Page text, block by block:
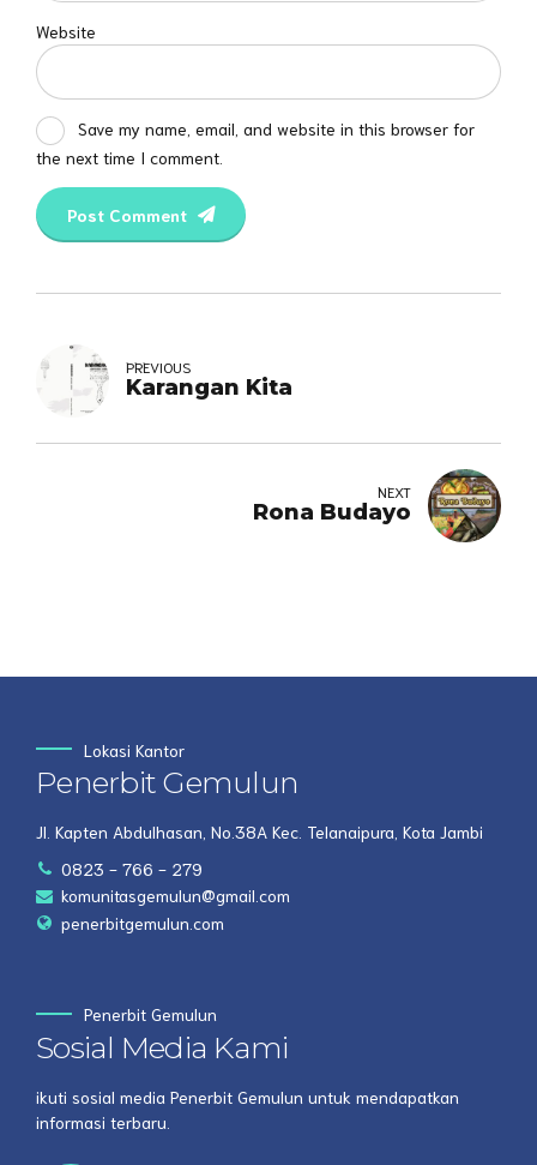
Website
Save my name, email, and website in this browser for
the next time I comment.
Post Comment
PREVIOUS
Karangan Kita
NEXT
Rona Budayo
Lokasi Kantor
Penerbit Gemulun
Jl. Kapten Abdulhasan, No.38A Kec. Telanaipura, Kota Jambi
0823 - 766 - 279
komunitasgemulun@gmail.com
penerbitgemulun.com
Penerbit Gemulun
Sosial Media Kami
ikuti sosial media Penerbit Gemulun untuk mendapatkan
informasi terbaru.